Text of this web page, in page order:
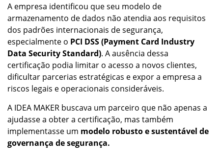
A empresa identificou que seu modelo de
armazenamento de dados não atendia aos requisitos
dos padrões internacionais de segurança,
especialmente o PCI DSS (Payment Card Industry
Data Security Standard). A ausência dessa
certificação podia limitar o acesso a novos clientes,
dificultar parcerias estratégicas e expor a empresa a
riscos legais e operacionais consideráveis.
A IDEA MAKER buscava um parceiro que não apenas a
ajudasse a obter a certificação, mas também
implementasse um modelo robusto e sustentável de
governança de segurança.